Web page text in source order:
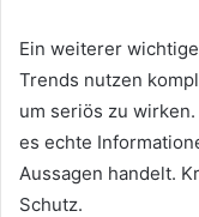
Ein weiterer
Trends nutzen
um seriös zu
es echte
Aussagen handelt.
Schutz.